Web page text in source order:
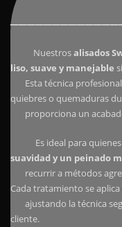
Nuestrosalisados
liso, suave y manejable
Esta técnica profesional
quiebres o quemaduras
proporciona un
Es ideal para quienes
suavidad y un peinado
recurrir a métodos
Cada tratamiento se
ajustando la técnica
cliente.